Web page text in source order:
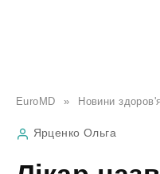
EuroMD » Новини здоров'я
Ярценко Ольга